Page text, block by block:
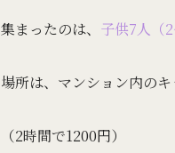
集まったのは、 子供7人（
場所は、マンション内の
（2時間で1200円）